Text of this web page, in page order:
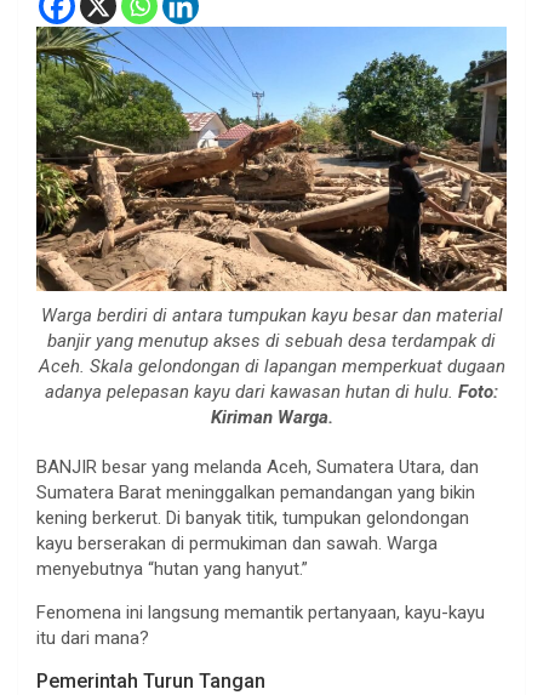
Warga berdiri di antara tumpukan kayu besar dan material
banjir yang menutup akses di sebuah desa terdampak di
Aceh. Skala gelondongan di lapangan memperkuat dugaan
adanya pelepasan kayu dari kawasan hutan di hulu. Foto:
Kiriman Warga.
BANJIR besar yang melanda Aceh, Sumatera Utara, dan
Sumatera Barat meninggalkan pemandangan yang bikin
kening berkerut. Di banyak titik, tumpukan gelondongan
kayu berserakan di permukiman dan sawah. Warga
menyebutnya “hutan yang hanyut.”
Fenomena ini langsung memantik pertanyaan, kayu-kayu
itu dari mana?
Pemerintah Turun Tangan